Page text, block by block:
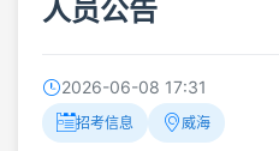
人员公告
2026-06-08 17:31
招考信息 威海